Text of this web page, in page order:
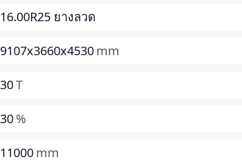
16.00R25 ยางลวด
9107x3660x4530mm
30T
30%
11000mm